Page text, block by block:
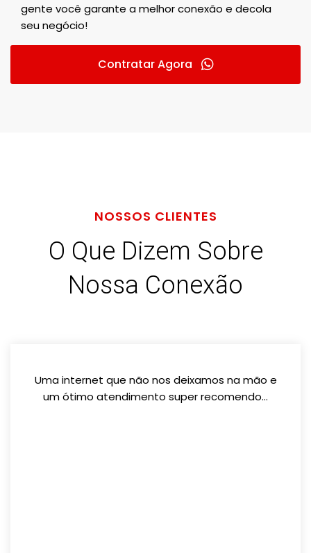
gente você garante a melhor conexão e decola
seu negócio!
Contratar Agora
NOSSOS CLIENTES
O Que Dizem Sobre
Nossa Conexão
Uma internet que não nos deixamos na mão e
um ótimo atendimento super recomendo...